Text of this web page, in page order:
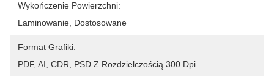
Wykończenie Powierzchni:
Laminowanie, Dostosowane
Format Grafiki:
PDF, AI, CDR, PSD Z Rozdzielczością 300 Dpi